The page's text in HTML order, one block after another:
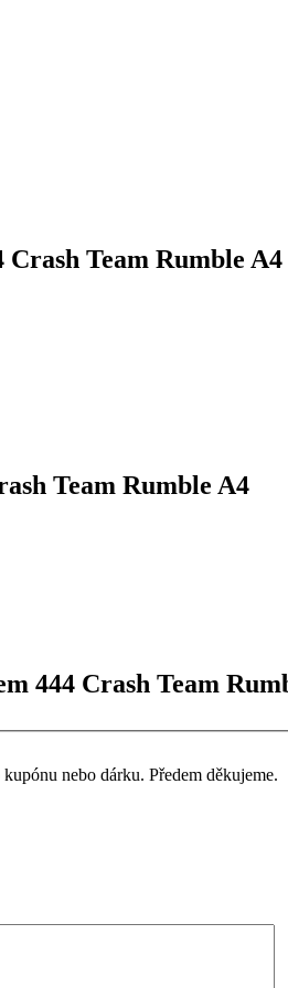
Team Rumble A4
Team Rumble A4
444 Crash Team
nebo dárku. Předem děkujeme.